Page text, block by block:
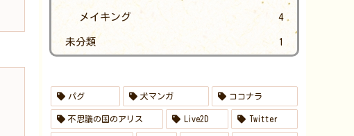
メイキング 4
未分類 1
パグ 犬マンガ ココナラ
不思議の国のアリス Live2D Twitter